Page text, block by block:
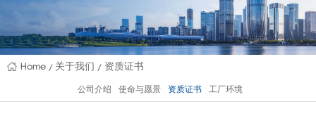
Home 关于我们 资质证书
公司介绍 使命与愿景 资质证书 工厂环境